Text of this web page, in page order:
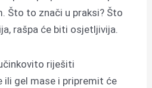
Što to znači u praksi? Što
rašpa će biti osjetljivija.
riješiti
ili gel mase i pripremit će